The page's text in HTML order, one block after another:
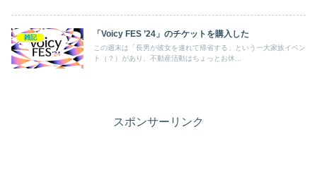
雑記 「Voicy FES ’24」のチケットを購入した
この週末は「長男が彼女を連れて帰省する」という一大家族イベン
ト（？）があり、不動産活動はちょっとお休...
スポンサーリンク